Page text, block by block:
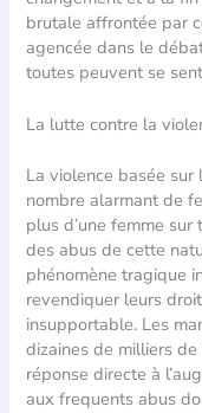
brutale affrontée par
agencée dans le
toutes peuvent se
La lutte contre la
La violence basée
nombre alarmant de
plus d’une femme
des abus de cette
phénomène tragique
revendiquer leurs
insupportable. Les
dizaines de milliers
réponse directe à
aux frequents abus